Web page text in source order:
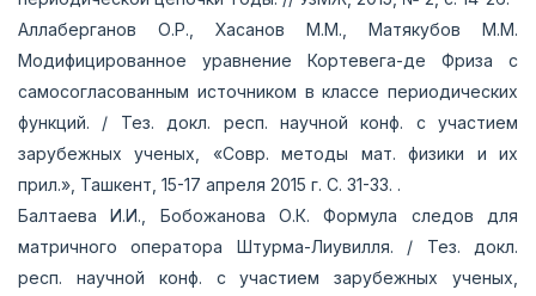
Аллаберганов О.Р., Хасанов М.М., Матякубов М.М.
Модифицированное уравнение Кортевега-де Фриза с
самосогласованным источником в классе периодических
функций. / Тез. докл. респ. научной конф. с участием
зарубежных ученых, «Совр. методы мат. физики и их
прил.», Ташкент, 15-17 апреля 2015 г. С. 31-33. .
Балтаева И.И., Бобожанова О.К. Формула следов для
матричного оператора Штурма-Лиувилля. / Тез. докл.
респ. научной конф. с участием зарубежных ученых,